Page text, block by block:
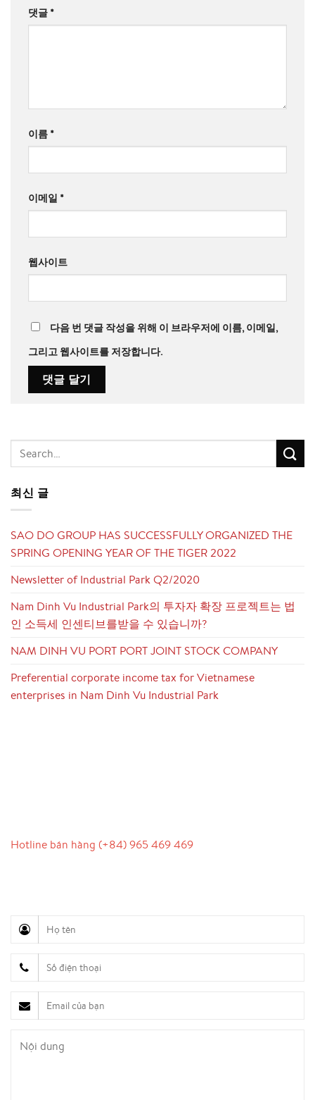
댓글 *
이름 *
이메일 *
웹사이트
다음 번 댓글 작성을 위해 이 브라우저에 이름, 이메일,
그리고 웹사이트를 저장합니다.
최신 글
SAO DO GROUP HAS SUCCESSFULLY ORGANIZED THE
SPRING OPENING YEAR OF THE TIGER 2022
Newsletter of Industrial Park Q2/2020
Nam Dinh Vu Industrial Park의 투자자 확장 프로젝트는 법
인 소득세 인센티브를받을 수 있습니까?
NAM DINH VU PORT PORT JOINT STOCK COMPANY
Preferential corporate income tax for Vietnamese
enterprises in Nam Dinh Vu Industrial Park
Hotline bán hàng (+84) 965 469 469